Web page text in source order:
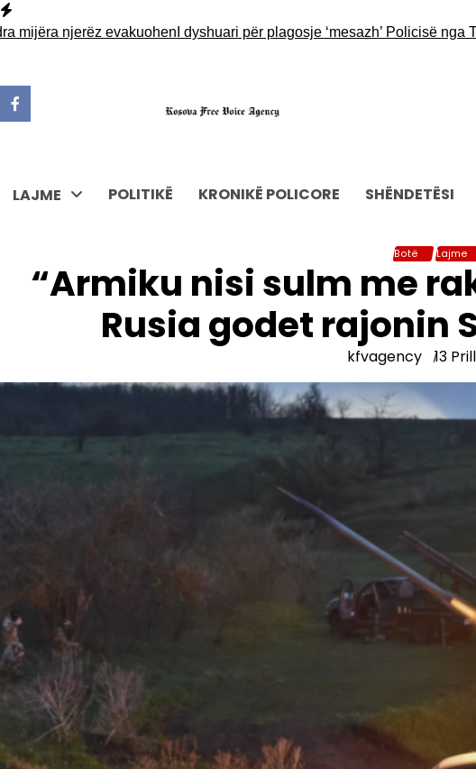
Skip
tonjerëz evakuohenI dyshuari për plagosje ‘mesazh’ Policisë nga
LAJME POLITIKË KRONIKË POLICORE SHËNDETËSI
Botë Lajme
“Armiku nisi sulm me
Rusia godet rajonin
kfvagency 13